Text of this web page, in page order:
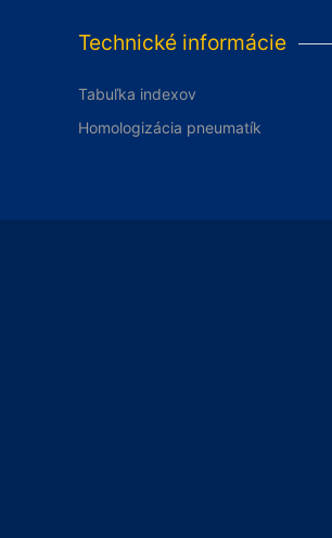
Technické informácie
Tabuľka indexov
Homologizácia pneumatík